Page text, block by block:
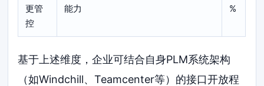
更管
控
能力
%
基于上述维度，企业可结合自身PLM系统架构
（如Windchill、Teamcenter等）的接口开放程